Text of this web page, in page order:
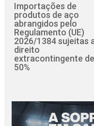
Importações de
produtos de aço
abrangidos pelo
Regulamento (UE)
2026/1384 sujeitas
direito
extracontingente de
50%